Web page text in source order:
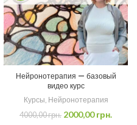
Нейронотерапия — базовый
видео курс
Курсы Нейронотерапия
4000,00грн. 2000,00грн.